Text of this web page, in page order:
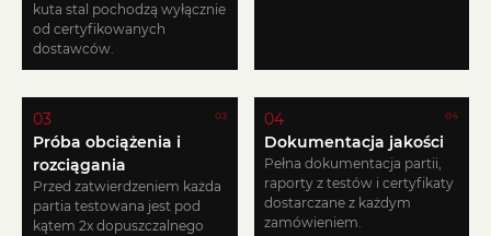
kuta stal pochodzą wyłącznie
od certyfikowanych
dostawców.
03
03
Próba obciążenia i
rozciągania
Przed zatwierdzeniem każda
partia testowana jest pod
kątem 2x dopuszczalnego
04
04
Dokumentacja jakości
Pełna dokumentacja partii,
raporty z testów i certyfikaty
dostarczane z każdym
zamówieniem.